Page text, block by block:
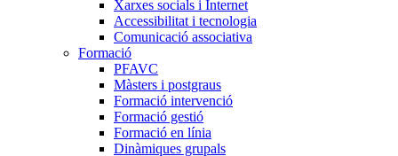
Xarxes socials i Internet
Accessibilitat i tecnologia
Comunicació associativa
Formació
PFAVC
Màsters i postgraus
Formació intervenció
Formació gestió
Formació en línia
Dinàmiques grupals